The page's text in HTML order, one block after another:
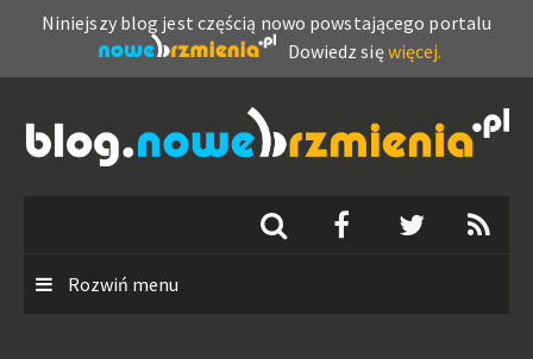
Niniejszy blog jest częścią nowo powstającego portalu
Dowiedz sięwięcej.
content
Rozwiń menu